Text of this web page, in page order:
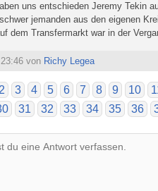
uns entschieden Jeremy Tekin
jemanden aus den eigenen
dem Transfermarkt war in der
von Richy Legea
2 3 4 5 6 7 8 9 10
31 32 33 34 35 36